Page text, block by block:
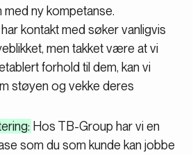
ny kompetanse.
kontakt med søker vanligvis
men takket være at vi
forhold til dem, kan vi
støyen og vekke deres
Hos TB-Group har vi en
som du som kunde kan jobbe